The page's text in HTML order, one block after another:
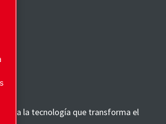
la tecnología que transforma el